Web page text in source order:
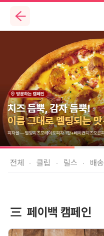
전체 클립 릴스 배송
페이백 캠페인